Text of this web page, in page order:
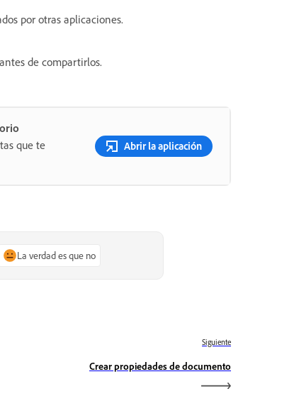
por otras aplicaciones.
de compartirlos.
que te
Abrir la aplicación
La verdad es que no
Siguiente
Crear propiedades de documento